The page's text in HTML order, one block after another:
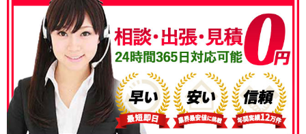
050-3186-4780